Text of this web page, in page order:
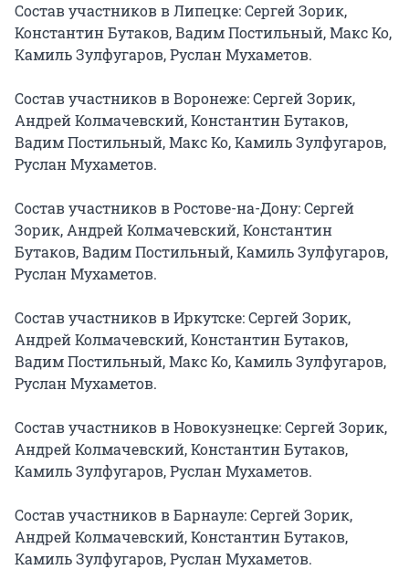
Состав участников в Липецке: Сергей Зорик,
Константин Бутаков, Вадим Постильный, Макс Ко,
Камиль Зулфугаров, Руслан Мухаметов.
Состав участников в Воронеже: Сергей Зорик,
Андрей Колмачевский, Константин Бутаков,
Вадим Постильный, Макс Ко, Камиль Зулфугаров,
Руслан Мухаметов.
Состав участников в Ростове-на-Дону: Сергей
Зорик, Андрей Колмачевский, Константин
Бутаков, Вадим Постильный, Камиль Зулфугаров,
Руслан Мухаметов.
Состав участников в Иркутске: Сергей Зорик,
Андрей Колмачевский, Константин Бутаков,
Вадим Постильный, Макс Ко, Камиль Зулфугаров,
Руслан Мухаметов.
Состав участников в Новокузнецке: Сергей Зорик,
Андрей Колмачевский, Константин Бутаков,
Камиль Зулфугаров, Руслан Мухаметов.
Состав участников в Барнауле: Сергей Зорик,
Андрей Колмачевский, Константин Бутаков,
Камиль Зулфугаров, Руслан Мухаметов.